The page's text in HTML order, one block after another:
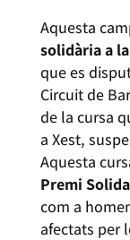
Aquesta
solidària a
que es
Circuit de
de la cursa
a Xest,
Aquesta
Premi
com a
afectats per